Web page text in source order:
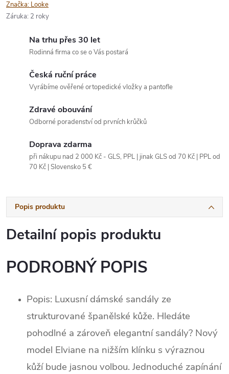
Značka: Looke
Záruka: 2 roky
Na trhu přes 30 let
Rodinná firma co se o Vás postará
Česká ruční práce
Vyrábíme ověřené ortopedické vložky a pantofle
Zdravé obouvání
Odborné poradenství od prvních krůčků
Doprava zdarma
při nákupu nad 2 000 Kč - GLS, PPL | jinak GLS od 70 Kč | PPL od
70 Kč | Slovensko 5 €
Popis produktu
Detailní popis produktu
PODROBNÝ POPIS
Popis: Luxusní dámské sandály ze
strukturované španělské kůže. Hledáte
pohodlné a zároveň elegantní sandály? Nový
model Elviane na nižším klínku s výraznou
kůží bude jasnou volbou. Jednoduché zapínání